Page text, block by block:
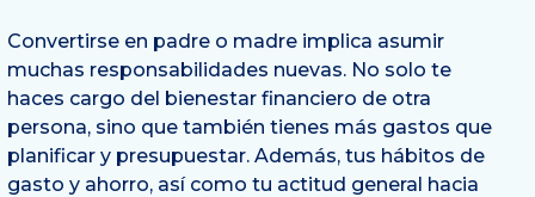
Convertirse en padre o madre implica asumir
muchas responsabilidades nuevas. No solo te
haces cargo del bienestar financiero de otra
persona, sino que también tienes más gastos que
planificar y presupuestar. Además, tus hábitos de
gasto y ahorro, así como tu actitud general hacia